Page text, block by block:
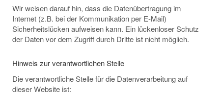
Wir weisen darauf hin, dass die Datenübertragung im
Internet (z.B. bei der Kommunikation per E-Mail)
Sicherheitslücken aufweisen kann. Ein lückenloser Schutz
der Daten vor dem Zugriff durch Dritte ist nicht möglich.
Hinweis zur verantwortlichen Stelle
Die verantwortliche Stelle für die Datenverarbeitung auf
dieser Website ist: